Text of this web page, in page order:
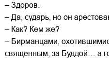
– Здоров.
– Да, сударь, но он
– Как? Кем же?
– Бирманцами,
священным, за Буддой… а